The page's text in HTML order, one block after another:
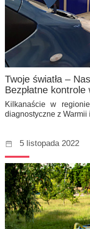
Twoje światła –
Bezpłatne
Kilkanaście w
diagnostyczne z Warmii
5 listopada 2022